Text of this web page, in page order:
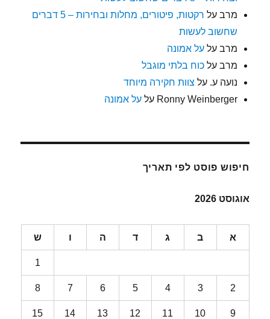
מרב על
רקטות, פיטורים, מחלות ובחירות – 5 דברים
שחשוב לעשות
מרב עלעל אמונה
מרב עלכוח בלתי מוגבל
נועה ע. על צוות חקירה מיוחד
Ronny Weinberger עלעל אמונה
חיפוש פוסט לפי תאריך
אוגוסט 2026
א ב ג ד ה ו ש
1
2
3
4
5
6
7
8
9
10
11
12
13
14
15